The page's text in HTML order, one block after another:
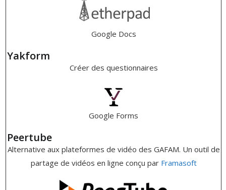
Google Docs
Yakform
Créer des questionnaires
Google Forms
Peertube
Alternative aux plateformes de vidéo des GAFAM. Un outil de
partage de vidéos en ligne conçu par Framasoft